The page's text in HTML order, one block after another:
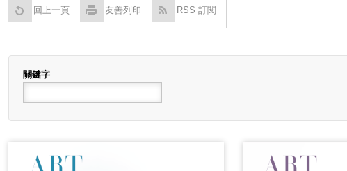
回上一頁 友善列印 RSS 訂閱
:::
關鍵字